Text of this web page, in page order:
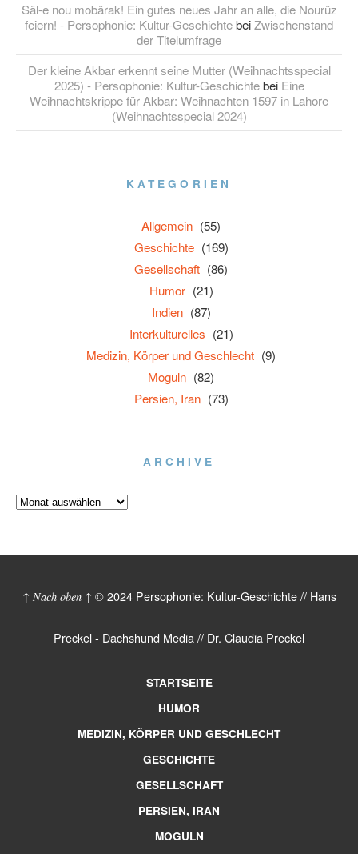
Sâl-e nou mobârak! Ein gutes neues Jahr an alle, die Nourûz
feiern! - Persophonie: Kultur-GeschichtebeiZwischenstand
der Titelumfrage
Der kleine Akbar erkennt seine Mutter (Weihnachtsspecial
2025) - Persophonie: Kultur-Geschichtebei Eine
Weihnachtskrippe für Akbar: Weihnachten 1597 in Lahore
(Weihnachtsspecial 2024)
KATEGORIEN
Allgemein (55)
Geschichte (169)
Gesellschaft (86)
Humor (21)
Indien (87)
Interkulturelles (21)
Medizin, Körper und Geschlecht (9)
Moguln (82)
Persien, Iran (73)
ARCHIVE
↑ Nach oben ↑ © 2024 Persophonie: Kultur-Geschichte // Hans
Preckel - Dachshund Media // Dr. Claudia Preckel
STARTSEITE
HUMOR
MEDIZIN, KÖRPER UND GESCHLECHT
GESCHICHTE
GESELLSCHAFT
PERSIEN, IRAN
MOGULN